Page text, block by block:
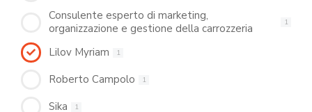
Consulente esperto di marketing,
organizzazione e gestione della carrozzeria
1
Lilov Myriam 1
Roberto Campolo 1
Sika 1